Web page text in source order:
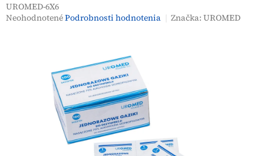
UROMED-6X6
Priemerné
NeohodnotenéPodrobnosti hodnotenia Značka:UROMED